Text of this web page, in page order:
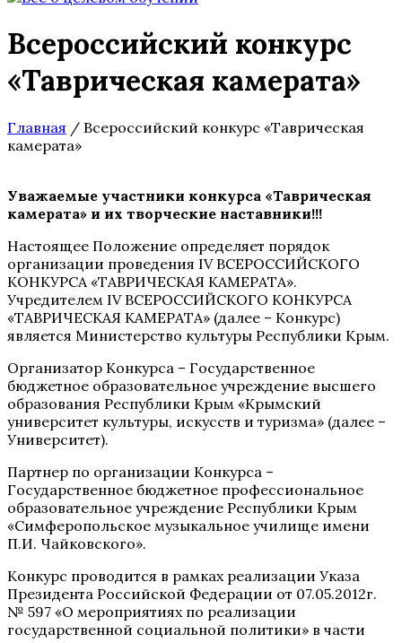
Всероссийский конкурс
«Таврическая камерата»
Главная / Всероссийский конкурс «Таврическая
камерата»
Уважаемые участники конкурса «Таврическая
камерата» и их творческие наставники!!!
Настоящее Положение определяет порядок
организации проведения IV ВСЕРОССИЙСКОГО
КОНКУРСА «ТАВРИЧЕСКАЯ КАМЕРАТА».
Учредителем IV ВСЕРОССИЙСКОГО КОНКУРСА
«ТАВРИЧЕСКАЯ КАМЕРАТА» (далее – Конкурс)
является Министерство культуры Республики Крым.
Организатор Конкурса – Государственное
бюджетное образовательное учреждение высшего
образования Республики Крым «Крымский
университет культуры, искусств и туризма» (далее –
Университет).
Партнер по организации Конкурса –
Государственное бюджетное профессиональное
образовательное учреждение Республики Крым
«Симферопольское музыкальное училище имени
П.И. Чайковского».
Конкурс проводится в рамках реализации Указа
Президента Российской Федерации от 07.05.2012г.
№ 597 «О мероприятиях по реализации
государственной социальной политики» в части